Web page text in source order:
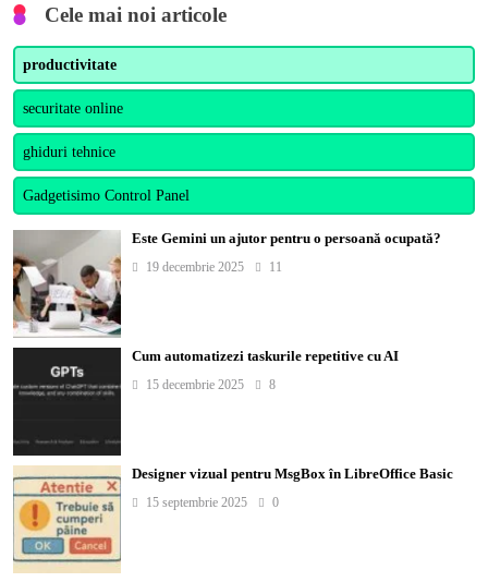
Cele mai noi articole
productivitate
securitate online
ghiduri tehnice
Gadgetisimo Control Panel
Este Gemini un ajutor pentru o persoană ocupată?
19 decembrie 2025 11
Cum automatizezi taskurile repetitive cu AI
15 decembrie 2025 8
Designer vizual pentru MsgBox în LibreOffice Basic
15 septembrie 2025 0